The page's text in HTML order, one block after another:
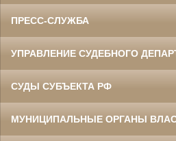
ПРЕСС-СЛУЖБА
УПРАВЛЕНИЕ СУДЕБНОГО
СУДЫ СУБЪЕКТА РФ
МУНИЦИПАЛЬНЫЕ ОРГАНЫ